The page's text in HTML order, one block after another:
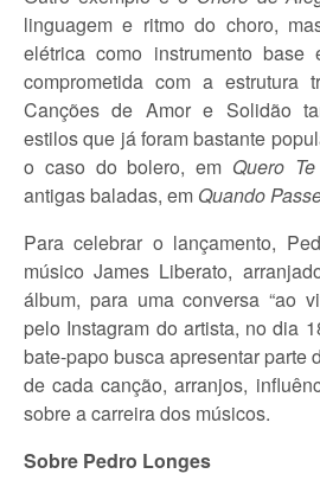
linguagem e ritmo do choro,
elétrica como instrumento base
comprometida com a estrutura
Canções de Amor e Solidão
estilos que já foram bastante
o caso do bolero, em Quero
antigas baladas, em Quando
Para celebrar o lançamento,
músico James Liberato,
álbum, para uma conversa “ao
pelo Instagram do artista, no dia
bate-papo busca apresentar parte
de cada canção, arranjos,
sobre a carreira dos músicos.
Sobre Pedro Longes